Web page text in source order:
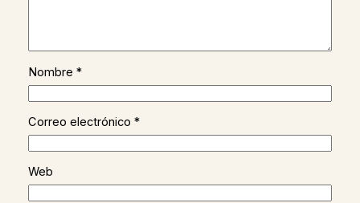
Nombre *
Correo electrónico *
Web